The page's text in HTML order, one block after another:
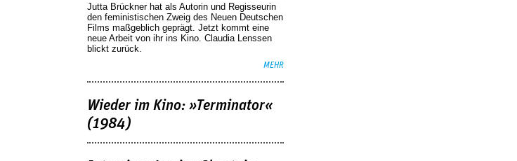
Jutta Brückner hat als Autorin und Regisseurin
den feministischen Zweig des Neuen Deutschen
Films maßgeblich geprägt. Jetzt kommt eine
neue Arbeit von ihr ins Kino. Claudia Lenssen
blickt zurück.
MEHR
Wieder im Kino: »Terminator«
(1984)